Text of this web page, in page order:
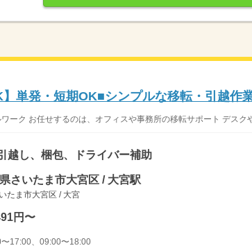
】単発・短期OK■シンプルな移転・引越作
ーク お任せするのは、オフィスや事務所の移転サポート デスク
越し、梱包、ドライバー補助
さいたま市大宮区 / 大宮駅
たま市大宮区 / 大宮
円〜
17:00、09:00〜18:00